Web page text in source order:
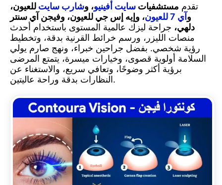
دلهي،
الهند
تقدم مستشفيات سايت أفينيو، وشارب سايت للعيون،
وآي 7 للعيون
، وإيه إس جي للعيون، وفيجن آي سنتر
دلهي، جراحة ليزك عالمية المستوى باستخدام أحدث
منصات الليزر، ورسم خرائط القرنية بدقة، وتخطيط
رؤية شخصي. بفضل جراحين خبراء، ونهج صارم يولي
السلامة أولوية قصوى، وخيارات ميسرة، يتمتع المرضى
برؤية أكثر وضوحًا، وتعافي سريع، والاستغناء عن
النظارات بدقة وراحة عاليتين.